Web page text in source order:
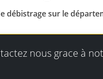
débistrage sur le
nous grace à